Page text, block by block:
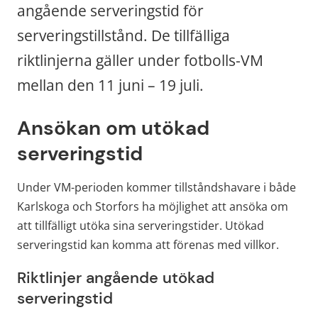
angående serveringstid för
serveringstillstånd. De tillfälliga
riktlinjerna gäller under fotbolls-VM
mellan den 11 juni – 19 juli.
Ansökan om utökad
serveringstid
Under VM-perioden kommer tillståndshavare i både
Karlskoga och Storfors ha möjlighet att ansöka om
att tillfälligt utöka sina serveringstider. Utökad
serveringstid kan komma att förenas med villkor.
Riktlinjer angående utökad
serveringstid